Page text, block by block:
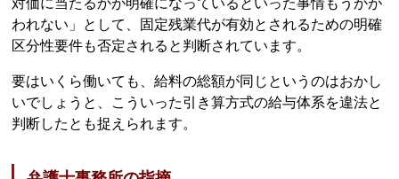
対価に当たるかが明確になっているといった事情もうかが
われない」として、固定残業代が有効とされるための明確
区分性要件も否定されると判断されています。
要はいくら働いても、給料の総額が同じというのはおかし
いでしょうと、こういった引き算方式の給与体系を違法と
判断したとも捉えられます。